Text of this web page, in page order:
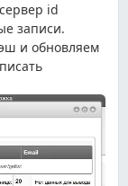
id
записи.
и обновляем